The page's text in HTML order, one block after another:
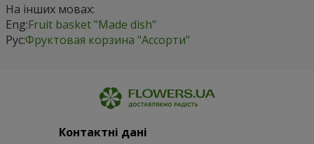
На інших мовах:
Eng:Fruit basket "Мade ​​dish"
Рус:Фруктовая корзина "Ассорти"
Контактні дані